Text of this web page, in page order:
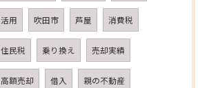
活用 吹田市 芦屋 消費税
住民税 乗り換え 売却実績
高額売却 借入 親の不動産